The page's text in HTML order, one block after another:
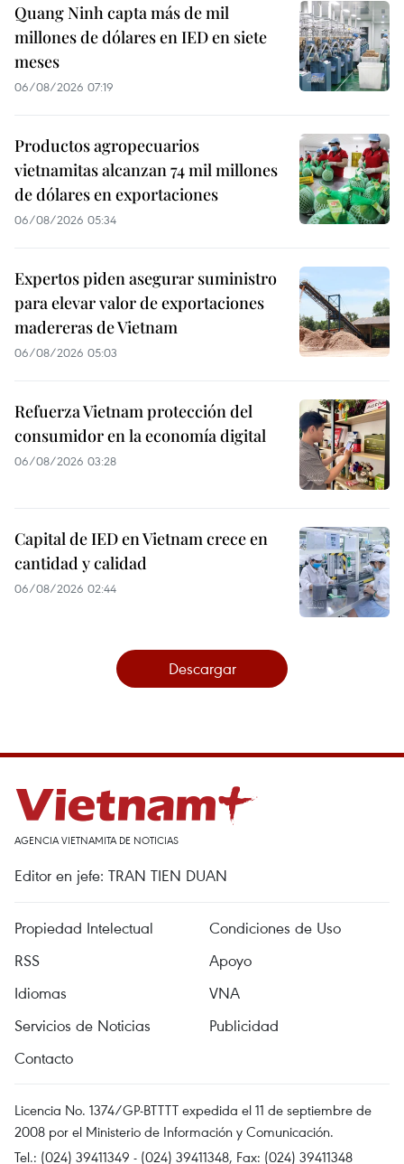
Quang Ninh capta más de mil
millones de dólares en IED en siete
meses
06/08/2026 07:19
Productos agropecuarios
vietnamitas alcanzan 74 mil millones
de dólares en exportaciones
06/08/2026 05:34
Expertos piden asegurar suministro
para elevar valor de exportaciones
madereras de Vietnam
06/08/2026 05:03
Refuerza Vietnam protección del
consumidor en la economía digital
06/08/2026 03:28
Capital de IED en Vietnam crece en
cantidad y calidad
06/08/2026 02:44
Descargar
AGENCIA VIETNAMITA DE NOTICIAS
Editor en jefe: TRAN TIEN DUAN
Propiedad Intelectual
Condiciones de Uso
RSS
Apoyo
Idiomas
VNA
Servicios de Noticias
Publicidad
Contacto
Licencia No. 1374/GP-BTTTT expedida el 11 de septiembre de
2008 por el Ministerio de Información y Comunicación.
Tel.: (024) 39411349 - (024) 39411348, Fax: (024) 39411348